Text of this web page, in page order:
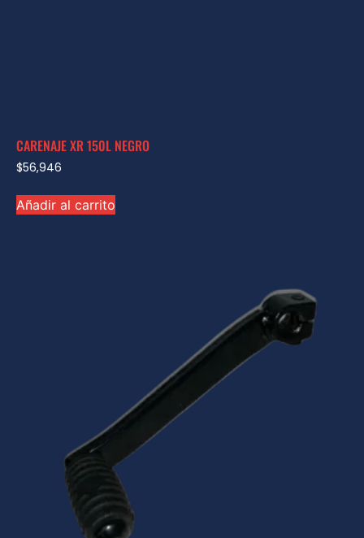
CARENAJE XR 150L NEGRO
$56,946
Añadir al carrito